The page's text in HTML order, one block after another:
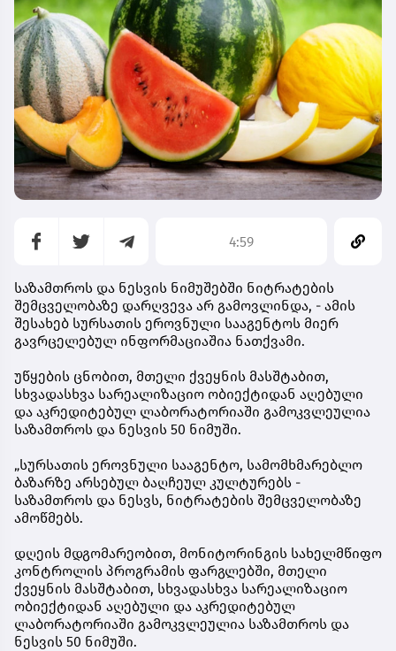
4:59
საზამთროს და ნესვის ნიმუშებში ნიტრატების
შემცველობაზე დარღვევა არ გამოვლინდა, - ამის
შესახებ სურსათის ეროვნული სააგენტოს მიერ
გავრცელებულ ინფორმაციაშია ნათქვამი.
უწყების ცნობით, მთელი ქვეყნის მასშტაბით,
სხვადასხვა სარეალიზაციო ობიექტიდან აღებული
და აკრედიტებულ ლაბორატორიაში გამოკვლეულია
საზამთროს და ნესვის 50 ნიმუში.
„სურსათის ეროვნული სააგენტო, სამომხმარებლო
ბაზარზე არსებულ ბაღჩეულ კულტურებს -
საზამთროს და ნესვს, ნიტრატების შემცველობაზე
ამოწმებს.
დღეის მდგომარეობით, მონიტორინგის სახელმწიფო
კონტროლის პროგრამის ფარგლებში, მთელი
ქვეყნის მასშტაბით, სხვადასხვა სარეალიზაციო
ობიექტიდან აღებული და აკრედიტებულ
ლაბორატორიაში გამოკვლეულია საზამთროს და
ნესვის 50 ნიმუში.